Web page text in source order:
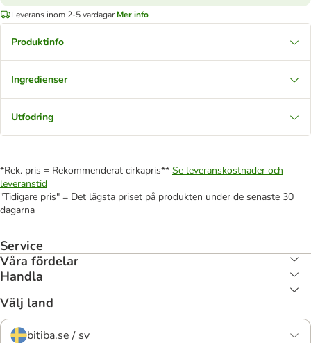
Leverans inom 2-5 vardagar Mer info
Produktinfo
Ingredienser
Utfodring
*Rek. pris = Rekommenderat cirkapris** Se leveranskostnader och
leveranstid
"Tidigare pris" = Det lägsta priset på produkten under de senaste 30
dagarna
Service
Våra fördelar
Handla
Välj land
bitiba.se / sv